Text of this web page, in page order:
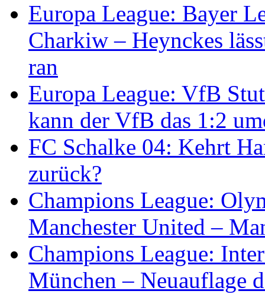
Europa League: Bayer
Charkiw – Heynckes
ran
Europa League: VfB
kann der VfB das 1:2
FC Schalke 04: Kehrt
zurück?
Champions League:
Manchester United –
Champions League:
München – Neuauflage